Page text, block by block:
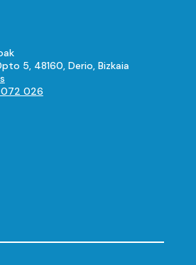
5, 48160, Derio, Bizkaia
072 026